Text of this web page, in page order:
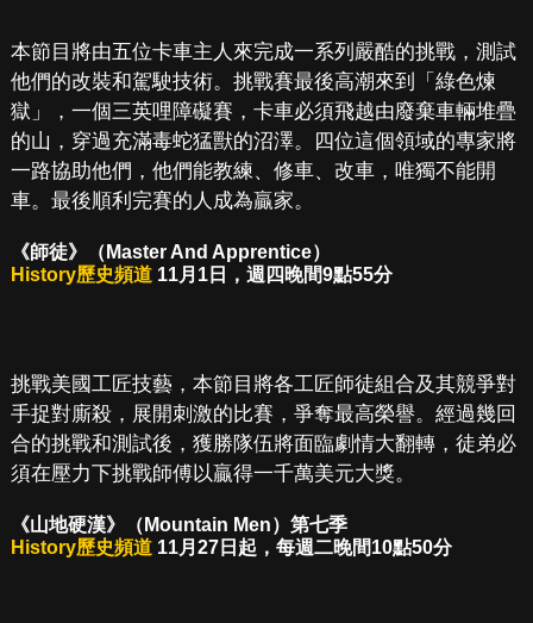
本節目將由五位卡車主人來完成一系列嚴酷的挑戰，測試
他們的改裝和駕駛技術。挑戰賽最後高潮來到「綠色煉
獄」，一個三英哩障礙賽，卡車必須飛越由廢棄車輛堆疊
的山，穿過充滿毒蛇猛獸的沼澤。四位這個領域的專家將
一路協助他們，他們能教練、修車、改車，唯獨不能開
車。最後順利完賽的人成為贏家。
《師徒》（Master And Apprentice）
History歷史頻道11月1日，週四晚間9點55分
挑戰美國工匠技藝，本節目將各工匠師徒組合及其競爭對
手捉對廝殺，展開刺激的比賽，爭奪最高榮譽。經過幾回
合的挑戰和測試後，獲勝隊伍將面臨劇情大翻轉，徒弟必
須在壓力下挑戰師傅以贏得一千萬美元大獎。
《山地硬漢》（Mountain Men）第七季
History歷史頻道11月27日起，每週二晚間10點50分